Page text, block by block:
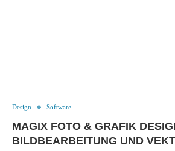
Design Software
MAGIX FOTO & GRAFIK
BILDBEARBEITUNG UND